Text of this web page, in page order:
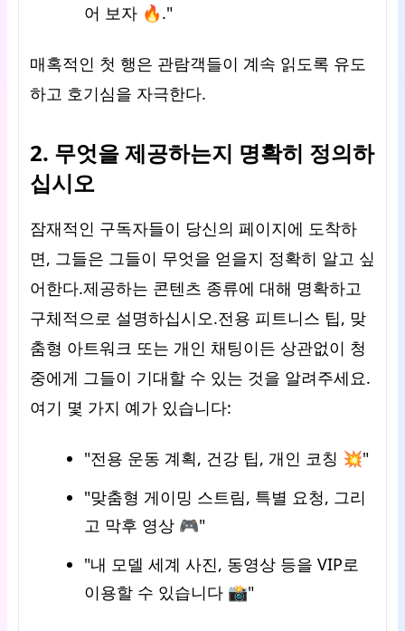
어 보자 🔥."
매혹적인 첫 행은 관람객들이 계속 읽도록 유도
하고 호기심을 자극한다.
2. 무엇을 제공하는지 명확히 정의하
십시오
잠재적인 구독자들이 당신의 페이지에 도착하
면, 그들은 그들이 무엇을 얻을지 정확히 알고 싶
어한다.제공하는 콘텐츠 종류에 대해 명확하고
구체적으로 설명하십시오.전용 피트니스 팁, 맞
춤형 아트워크 또는 개인 채팅이든 상관없이 청
중에게 그들이 기대할 수 있는 것을 알려주세요.
여기 몇 가지 예가 있습니다:
"전용 운동 계획, 건강 팁, 개인 코칭 💥"
"맞춤형 게이밍 스트림, 특별 요청, 그리
고 막후 영상 🎮"
"내 모델 세계 사진, 동영상 등을 VIP로
이용할 수 있습니다 📸"